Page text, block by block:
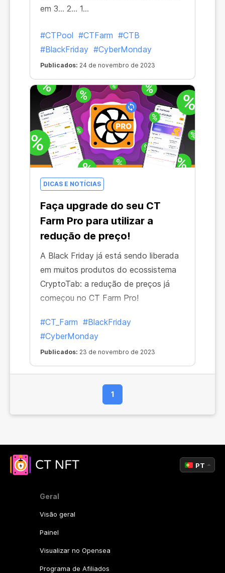
em 3... 2... 1...
#CTPool #CTFarm #CTB
#BlackFriday #CyberMonday
Publicados: 24 de novembro de 2023
DICAS E NOTÍCIAS
Faça upgrade do seu CT
Farm Pro para utilizar a
redução de preço!
A Black Friday já está sendo liberada
em muitos produtos do ecossistema
CryptoTab: a redução de preços já
começou no CT Farm Pro!
#CT_Farm #BlackFriday
#CyberMonday
Publicados: 23 de novembro de 2023
1
Geral
Visão geral
Painel
Visualizar no Opensea
Programa de Afiliados
PT